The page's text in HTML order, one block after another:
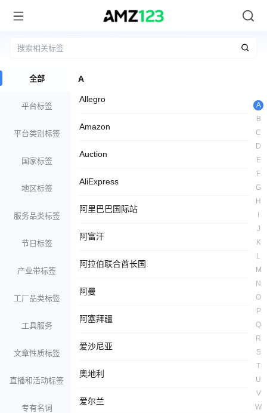
全部
平台标签
平台类别标签
国家标签
地区标签
服务品类标签
节日标签
产业带标签
工厂品类标签
工具服务
文章性质标签
直播和活动标签
专有名词
A
Allegro
Amazon
Auction
AliExpress
阿里巴巴国际站
阿富汗
阿拉伯联合酋长国
阿曼
阿塞拜疆
爱沙尼亚
奥地利
爱尔兰
A
B
C
D
E
F
G
H
J
K
L
M
N
O
P
Q
R
S
T
U
V
W